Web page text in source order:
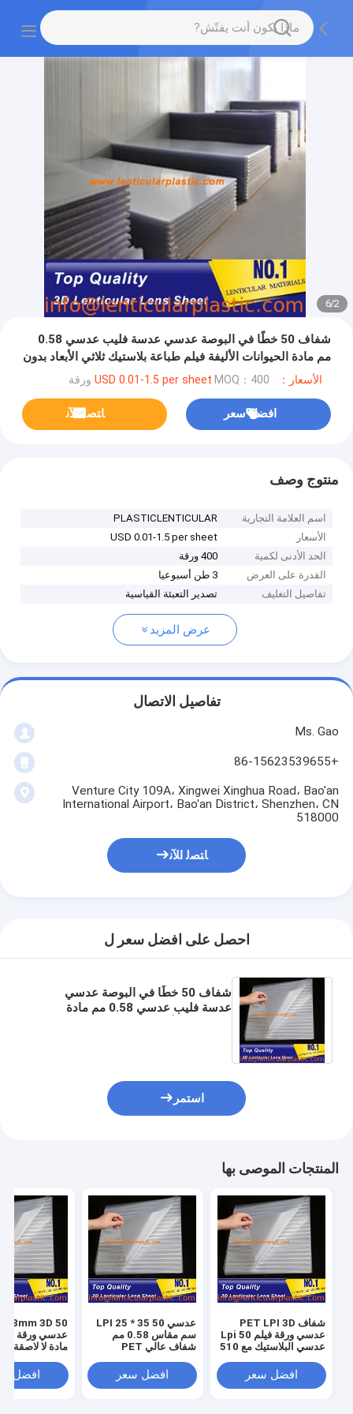
2
/
6
شفاف 50 خطًا في البوصة عدسي عدسة فليب عدسي 0.58
مم مادة الحيوانات الأليفة فيلم طباعة بلاستيك ثلاثي الأبعاد بدون
لاصق
الأسعار：USD 0.01-1.5 per sheet MOQ：400 ورقة
افضل سعر ﺎﺘﺼﻟ ﺍﻶﻧ
منتوج وصف
اسم العلامة التجارية
PLASTICLENTICULAR
الأسعار
USD 0.01-1.5 per sheet
الحد الأدنى لكمية
400 ورقة
القدرة على العرض
3 طن أسبوعيا
تفاصيل التغليف
تصدير التعبئة القياسية
عرض المزيد
تفاصيل الاتصال
Ms. Gao
+86-15623539655
Venture City 109A، Xingwei Xinghua Road، Bao'an
International Airport، Bao'an District، Shenzhen، CN
518000
ﺎﺘﺼﻟ ﺍﻶﻧ
احصل على افضل سعر ل
شفاف 50 خطًا في البوصة عدسي
عدسة فليب عدسي 0.58 مم مادة
استمر
المنتجات الموصى بها
شفاف PET LPI 3D
عدسي ورقة فيلم 50 Lpi
عدسي البلاستيك مع 510
القياسيافضل سعر
عدسي 50 LPI 25 * 35
سم مقاس 0.58 مم
شفاف عالي PET
صور ثلاثية الأبعاد
افضل سعر
0.58mm 3D
مسطحةافضل